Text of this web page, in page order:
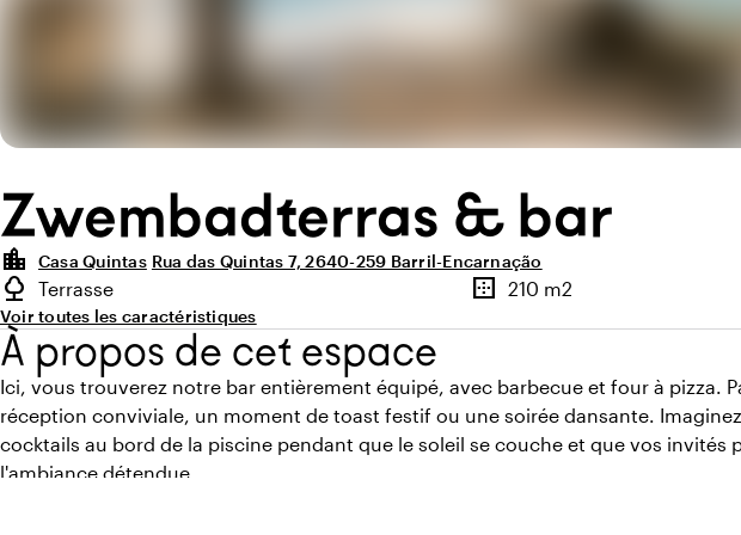
Zwembadterras & bar
location_city
Casa Quintas Rua das Quintas 7, 2640-259 Barril-Encarnação
Points forts
nature
Type d'espace extérieur
Terrasse border_outer
Superficie
210 m2
Voir toutes les caractéristiques
À propos de cet espace
Ici, vous trouverez notre bar entièrement équipé, avec barbecue et four à pizza.
réception conviviale, un moment de toast festif ou une soirée dansante.
cocktails au bord de la piscine pendant que le soleil se couche et que vos invités
l'ambiance détendue.